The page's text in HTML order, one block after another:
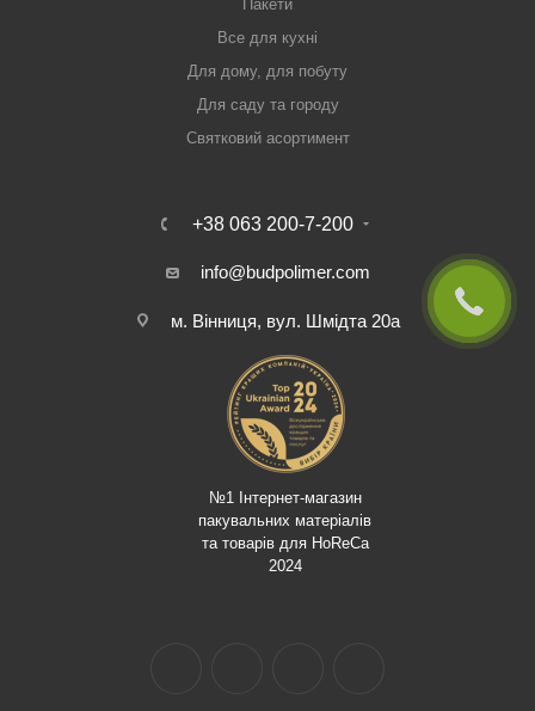
Пакети
Все для кухні
Для дому, для побуту
Для саду та городу
Святковий асортимент
+38 063 200-7-200
info@budpolimer.com
м. Вінниця, вул. Шмідта 20а
№1 Інтернет-магазин
пакувальних матеріалів
та товарів для HoReCa
2024